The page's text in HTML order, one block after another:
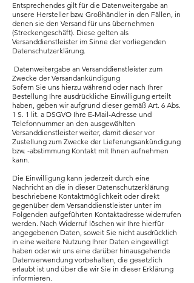
Entsprechendes gilt für die Datenweitergabe an
unsere Hersteller bzw. Großhändler in den Fällen, in
denen sie den Versand für uns übernehmen
(Streckengeschäft). Diese gelten als
Versanddienstleister im Sinne der vorliegenden
Datenschutzerklärung.
Datenweitergabe an Versanddienstleister zum
Zwecke der Versandankündigung
Sofern Sie uns hierzu während oder nach Ihrer
Bestellung Ihre ausdrückliche Einwilligung erteilt
haben, geben wir aufgrund dieser gemäß Art. 6 Abs.
1 S. 1 lit. a DSGVO Ihre E-Mail-Adresse und
Telefonnummer an den ausgewählten
Versanddienstleister weiter, damit dieser vor
Zustellung zum Zwecke der Lieferungsankündigung
bzw. -abstimmung Kontakt mit Ihnen aufnehmen
kann.
Die Einwilligung kann jederzeit durch eine
Nachricht an die in dieser Datenschutzerklärung
beschriebene Kontaktmöglichkeit oder direkt
gegenüber dem Versanddienstleister unter im
Folgenden aufgeführten Kontaktadresse widerrufen
werden. Nach Widerruf löschen wir Ihre hierfür
angegebenen Daten, soweit Sie nicht ausdrücklich
in eine weitere Nutzung Ihrer Daten eingewilligt
haben oder wir uns eine darüber hinausgehende
Datenverwendung vorbehalten, die gesetzlich
erlaubt ist und über die wir Sie in dieser Erklärung
informieren.